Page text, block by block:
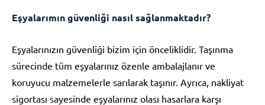
Eşyalarımın güvenliği nasıl sağlanmaktadır?
Eşyalarınızın güvenliği bizim için önceliklidir. Taşınma
sürecinde tüm eşyalarınız özenle ambalajlanır ve
koruyucu malzemelerle sarılarak taşınır. Ayrıca, nakliyat
sigortası sayesinde eşyalarınız olası hasarlara karşı